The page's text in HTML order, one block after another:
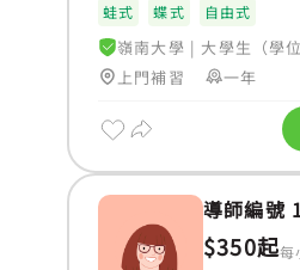
蛙式 蝶式 自由式
嶺南大學 | 大學生（學位
上門補習
一年
導師編號
$350起每